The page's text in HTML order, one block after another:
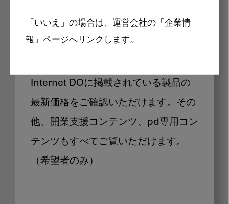
「いいえ」の場合は、運営会社の「企業情
報」ページへリンクします。
製品価格も閲覧可能
Internet DOに掲載されている製品の
最新価格をご確認いただけます。その
他、開業支援コンテンツ、pd専用コン
テンツもすべてご覧いただけます。
（希望者のみ）